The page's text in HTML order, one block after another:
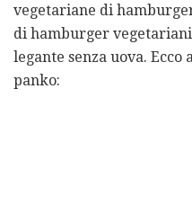
vegetariane di
di hamburger
legante senza uova.
panko: